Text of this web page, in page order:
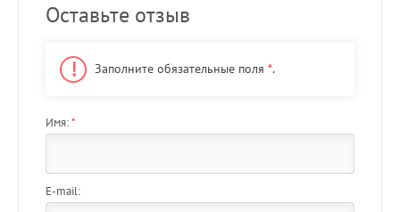
Оставьте отзыв
Заполните обязательные поля *.
Имя:*
E-mail: